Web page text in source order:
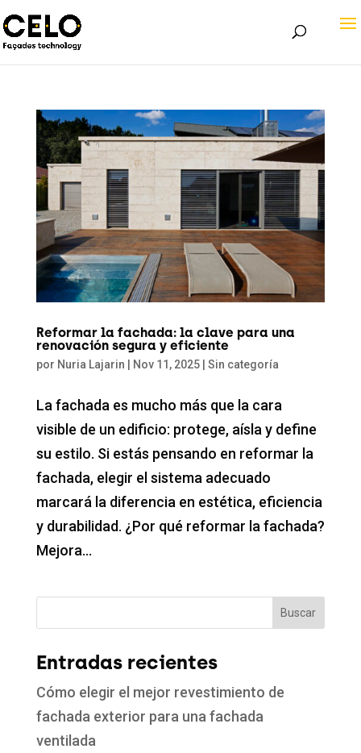
Reformar la fachada: la clave para una
renovación segura y eficiente
por Nuria Lajarin Nov 11, 2025| Sin categoría
La fachada es mucho más que la cara
visible de un edificio: protege, aísla y define
su estilo. Si estás pensando en reformar la
fachada, elegir el sistema adecuado
marcará la diferencia en estética, eficiencia
y durabilidad. ¿Por qué reformar la fachada?
Mejora...
Buscar
Entradas recientes
Cómo elegir el mejor revestimiento de
fachada exterior para una fachada
ventilada